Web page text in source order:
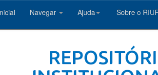
Navegar Ajuda Sobre o